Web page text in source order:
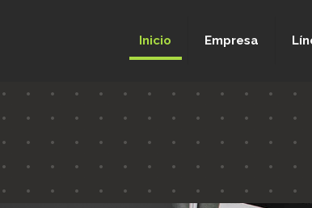
Inicio Empresa